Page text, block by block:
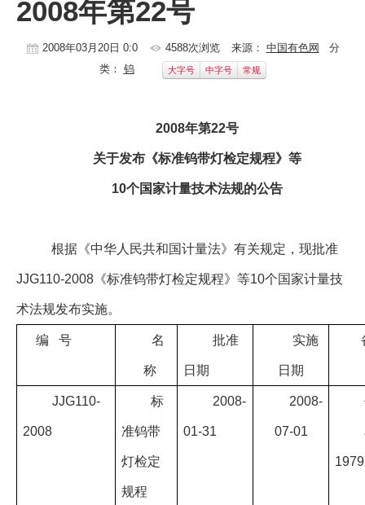
科技
数字报
2008年第22号
2008年03月20日 0:0 4588次浏览 来源： 中国有色网 分
类： 钨 大字号 中字号 常规
2008年第22号
关于发布《标准钨带灯检定规程》等
10个国家计量技术法规的公告
根据《中华人民共和国计量法》有关规定，现批准
JJG110-2008 《标准钨带灯检定规程》等10个国家计量技
术法规发布实施。
编 号 名
称
批准
日期
实施
日期
JJG110-
2008
标
准钨带
灯检定
规程
2008-
01-31
2008-
07-01
1979